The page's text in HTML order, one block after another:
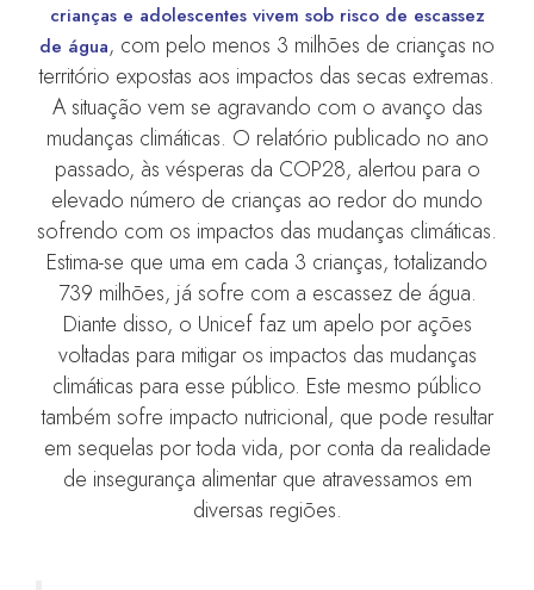
crianças e adolescentes vivem sob risco de escassez
de água, com pelo menos 3 milhões de crianças no
território expostas aos impactos das secas extremas.
A situação vem se agravando com o avanço das
mudanças climáticas. O relatório publicado no ano
passado, às vésperas da COP28, alertou para o
elevado número de crianças ao redor do mundo
sofrendo com os impactos das mudanças climáticas.
Estima-se que uma em cada 3 crianças, totalizando
739 milhões, já sofre com a escassez de água.
Diante disso, o Unicef faz um apelo por ações
voltadas para mitigar os impactos das mudanças
climáticas para esse público. Este mesmo público
também sofre impacto nutricional, que pode resultar
em sequelas por toda vida, por conta da realidade
de insegurança alimentar que atravessamos em
diversas regiões.